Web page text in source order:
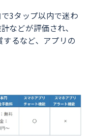
3タップ以内で迷わ
などが評価され、
るなど、アプリの